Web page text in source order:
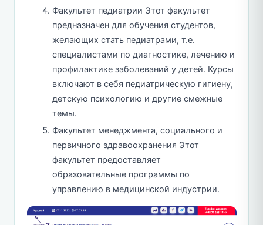
Факультет педиатрии Этот факультет
предназначен для обучения студентов,
желающих стать педиатрами, т.е.
специалистами по диагностике, лечению и
профилактике заболеваний у детей. Курсы
включают в себя педиатрическую гигиену,
детскую психологию и другие смежные
темы.
Факультет менеджмента, социального и
первичного здравоохранения Этот
факультет предоставляет
образовательные программы по
управлению в медицинской индустрии.